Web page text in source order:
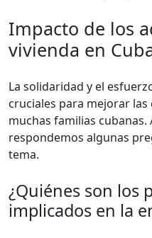
Impacto de los
vivienda en
La solidaridad y el
cruciales para mejorar
muchas familias cubanas.
respondemos algunas
tema.
¿Quiénes son los
implicados en la